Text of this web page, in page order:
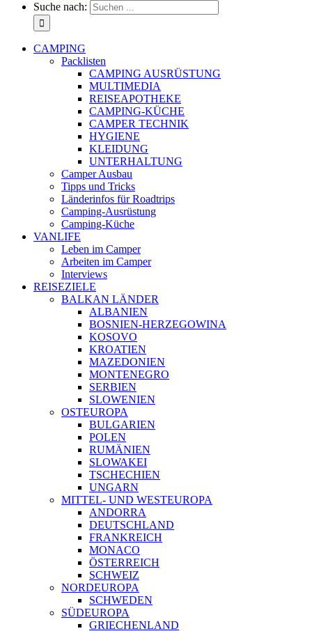
Suche nach:
CAMPING
Packlisten
CAMPING AUSRÜSTUNG
MULTIMEDIA
REISEAPOTHEKE
CAMPING-KÜCHE
CAMPER TECHNIK
HYGIENE
KLEIDUNG
UNTERHALTUNG
Camper Ausbau
Tipps und Tricks
Länderinfos für Roadtrips
Camping-Ausrüstung
Camping-Küche
VANLIFE
Leben im Camper
Arbeiten im Camper
Interviews
REISEZIELE
BALKAN LÄNDER
ALBANIEN
BOSNIEN-HERZEGOWINA
KOSOVO
KROATIEN
MAZEDONIEN
MONTENEGRO
SERBIEN
SLOWENIEN
OSTEUROPA
BULGARIEN
POLEN
RUMÄNIEN
SLOWAKEI
TSCHECHIEN
UNGARN
MITTEL- UND WESTEUROPA
ANDORRA
DEUTSCHLAND
FRANKREICH
MONACO
ÖSTERREICH
SCHWEIZ
NORDEUROPA
SCHWEDEN
SÜDEUROPA
GRIECHENLAND